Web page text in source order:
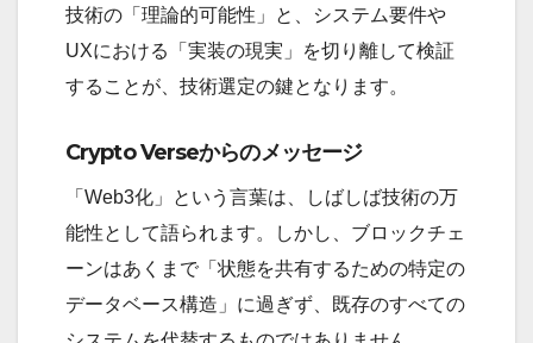
技術の「理論的可能性」と、システム要件や
UXにおける「実装の現実」を切り離して検証
することが、技術選定の鍵となります。
Crypto Verseからのメッセージ
「Web3化」という言葉は、しばしば技術の万
能性として語られます。しかし、ブロックチェ
ーンはあくまで「状態を共有するための特定の
データベース構造」に過ぎず、既存のすべての